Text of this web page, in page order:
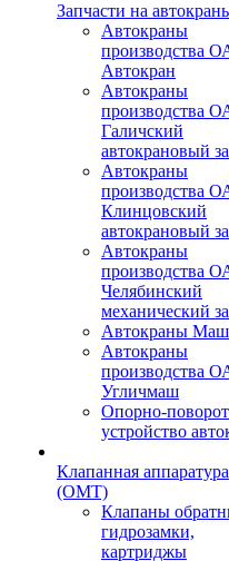
Запчасти на
Автокраны
производства
Автокран
Автокраны
производства
Галичский
автокрановый
Автокраны
производства
Клинцовский
автокрановый
Автокраны
производства
Челябинский
механический
Автокраны
Автокраны
производства
Угличмаш
Опорно-
устройство
Клапанная аппаратура
(OMT)
Клапаны
гидрозамки,
картриджы